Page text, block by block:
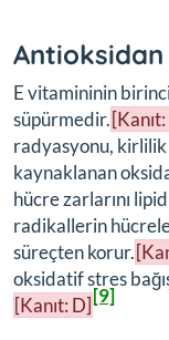
E vitamininin
süpürmedir.
radyasyonu,
kaynaklanan
hücre zarlarını
radikallerin
süreçten korur.
oksidatif stres
[Kanıt: D][9]